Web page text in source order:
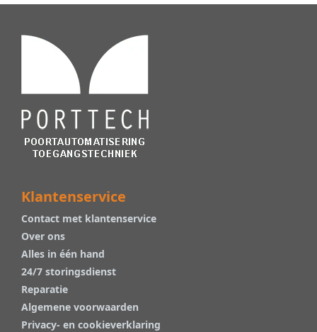
Klantenservice
Contact met klantenservice
Over ons
Alles in één hand
24/7 storingsdienst
Reparatie
Algemene voorwaarden
Privacy- en cookieverklaring